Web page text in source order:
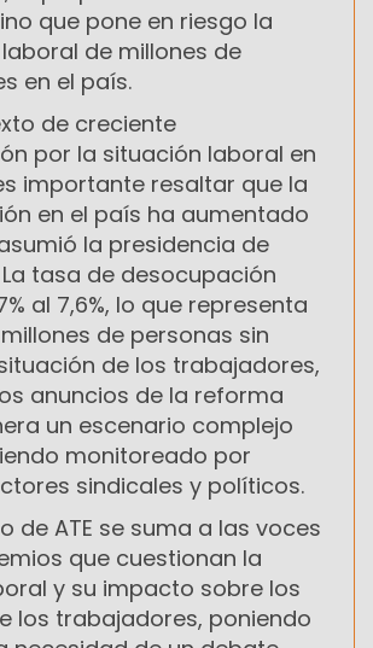
que pone en riesgo la
de millones de
en el país.
de creciente
por la situación laboral en
importante resaltar que la
en el país ha aumentado
la presidencia de
La tasa de desocupación
al 7,6%, lo que representa
de personas sin
de los trabajadores,
anuncios de la reforma
un escenario complejo
monitoreado por
sindicales y políticos.
de ATE se suma a las voces
que cuestionan la
y su impacto sobre los
los trabajadores, poniendo